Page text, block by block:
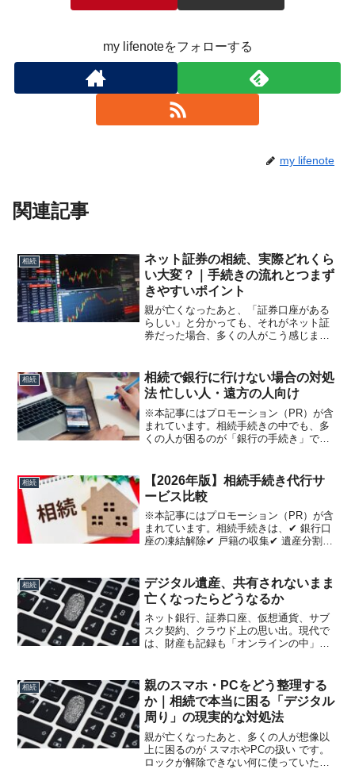
my lifenoteをフォローする
my lifenote
関連記事
相続
ネット証券の相続、実際どれくら
い大変？｜手続きの流れとつまず
きやすいポイント
親が亡くなったあと、「証券口座がある
らしい」と分かっても、それがネット証
券だった場合、多くの人がこう感じま
放置してもいいのでは？結論から言う
と、ネット証券の相続は「時間...
相続
相続で銀行に行けない場合の対処
法 忙しい人・遠方の人向け
※本記事にはプロモーション（PR）が含
まれています。相続手続きの中でも、多
くの人が困るのが「銀行の手続き」で
ないといった理由で、銀行に行けずに手
続きが止まってしまうケー...
相続
【2026年版】相続手続き代行サ
ービス比較
※本記事にはプロモーション（PR）が含
まれています。相続手続きは、✔ 銀行口
座の凍結解除✔ 戸籍の収集✔ 遺産分割協
るべきか、依頼すべきか」で悩む方も多
いでしょう。こ...
相続
デジタル遺産、共有されないまま
亡くなったらどうなるか
ネット銀行、証券口座、仮想通貨、サブ
スク契約、クラウド上の思い出。現代で
は、財産も記録も「オンラインの中」に
場合、何が起きるのでしょう。① 金融資
産は「相続できる」が、す...
相続
親のスマホ・PCをどう整理する
か｜相続で本当に困る「デジタル
周り」の現実的な対処法
親が亡くなったあと、多くの人が想像以
上に困るのが スマホやPCの扱い です。
ロックが解除できない何に使っていたの